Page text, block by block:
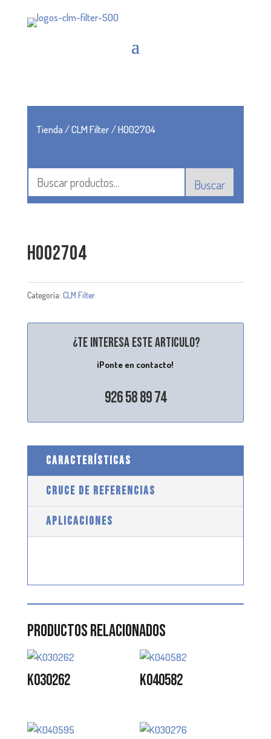
Tienda/CLM Filter/ H002704
Buscar
H002704
Categoría: CLM Filter
¿Te interesa este articulo?
¡Ponte en contacto!
926 58 89 74
CARACTERÍSTICAS
CRUCE DE REFERENCIAS
APLICACIONES
Productos relacionados
K030262 K040582